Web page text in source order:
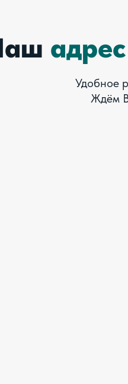
адрес
Удобное
Ждём